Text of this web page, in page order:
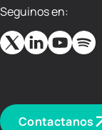
Seguinos en:
Contactanos